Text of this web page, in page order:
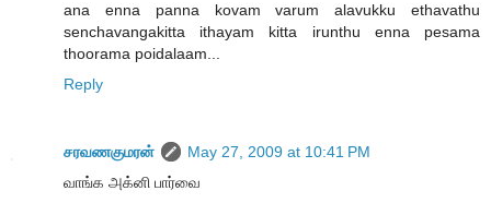
ana enna panna kovam varum alavukku ethavathu
senchavangakitta ithayam kitta irunthu enna pesama
thoorama poidalaam...
Reply
சரவணகுமரன்
May 27, 2009 at 10:41 PM
வாங்க அக்னி பார்வை